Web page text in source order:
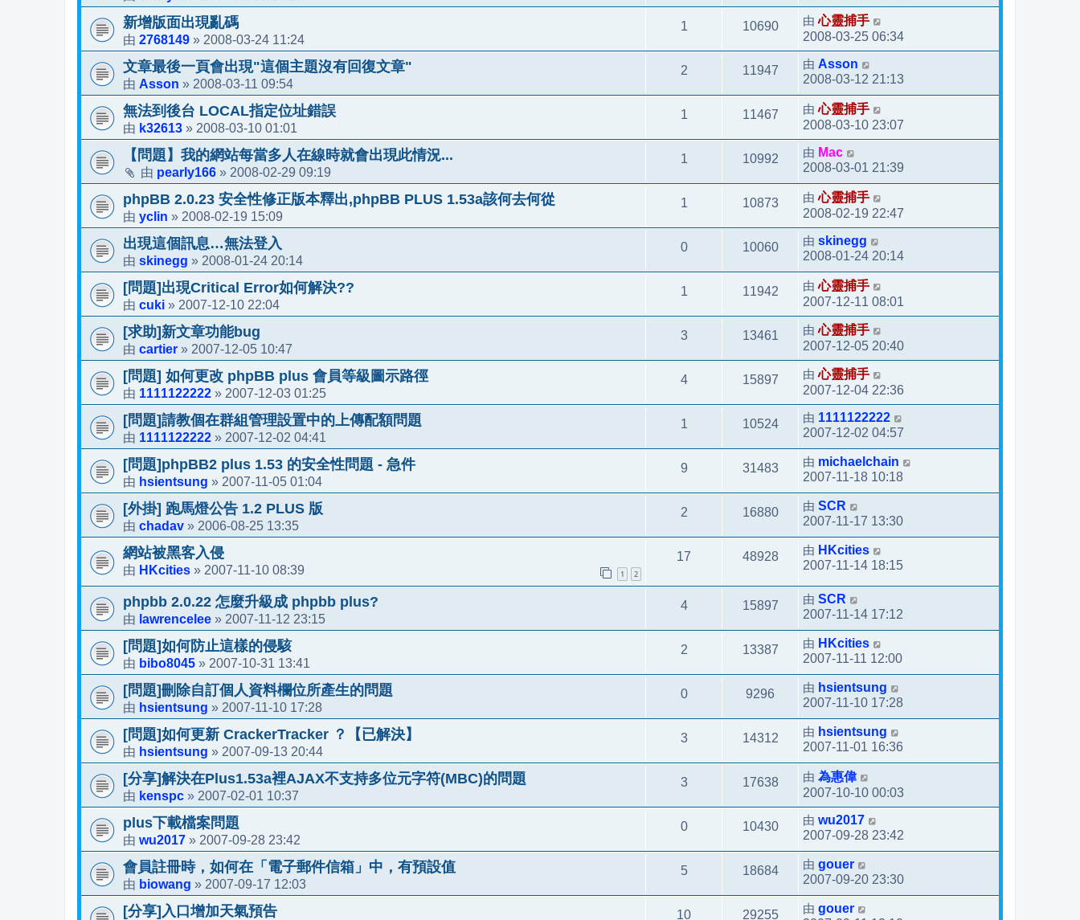
新增版面出現亂碼
由 2768149 » 2008-03-24 11:24
1 10690 由心靈捕手
2008-03-25 06:34
文章最後一頁會出現"這個主題沒有回復文章"
由 Asson » 2008-03-11 09:54
2 11947 由 Asson
2008-03-12 21:13
無法到後台 LOCAL指定位址錯誤
由 k32613 » 2008-03-10 01:01
1 11467 由心靈捕手
2008-03-10 23:07
【問題】我的網站每當多人在線時就會出現此情況...
由 pearly166 » 2008-02-29 09:19
1 10992 由 Mac
2008-03-01 21:39
phpBB 2.0.23 安全性修正版本釋出,phpBB PLUS 1.53a該何去何從
由 yclin » 2008-02-19 15:09
1 10873 由心靈捕手
2008-02-19 22:47
出現這個訊息…無法登入
由 skinegg » 2008-01-24 20:14
0 10060 由 skinegg
2008-01-24 20:14
[問題]出現Critical Error如何解決??
由 cuki » 2007-12-10 22:04
1 11942 由心靈捕手
2007-12-11 08:01
[求助]新文章功能bug
由 cartier » 2007-12-05 10:47
3 13461 由心靈捕手
2007-12-05 20:40
[問題] 如何更改 phpBB plus 會員等級圖示路徑
由 1111122222 » 2007-12-03 01:25
4 15897 由心靈捕手
2007-12-04 22:36
[問題]請教個在群組管理設置中的上傳配額問題
由 1111122222 » 2007-12-02 04:41
1 10524 由 1111122222
2007-12-02 04:57
[問題]phpBB2 plus 1.53 的安全性問題 - 急件
由 hsientsung » 2007-11-05 01:04
9 31483 由 michaelchain
2007-11-18 10:18
[外掛] 跑馬燈公告 1.2 PLUS 版
由 chadav » 2006-08-25 13:35
2 16880 由 SCR
2007-11-17 13:30
網站被黑客入侵
由 HKcities » 2007-11-10 08:39 1 2
17 48928 由 HKcities
2007-11-14 18:15
phpbb 2.0.22 怎麼升級成 phpbb plus?
由 lawrencelee » 2007-11-12 23:15
4 15897 由 SCR
2007-11-14 17:12
[問題]如何防止這樣的侵駭
由 bibo8045 » 2007-10-31 13:41
2 13387 由 HKcities
2007-11-11 12:00
[問題]刪除自訂個人資料欄位所產生的問題
由 hsientsung » 2007-11-10 17:28
0 9296 由 hsientsung
2007-11-10 17:28
[問題]如何更新 CrackerTracker ？【已解決】
由 hsientsung » 2007-09-13 20:44
3 14312 由 hsientsung
2007-11-01 16:36
[分享]解決在Plus1.53a裡AJAX不支持多位元字符(MBC)的問題
由 kenspc » 2007-02-01 10:37
3 17638 由 為惠偉
2007-10-10 00:03
plus下載檔案問題
由 wu2017 » 2007-09-28 23:42
0 10430 由 wu2017
2007-09-28 23:42
會員註冊時，如何在「電子郵件信箱」中，有預設值
由 biowang » 2007-09-17 12:03
5 18684 由 gouer
2007-09-20 23:30
[分享]入口增加天氣預告 10 29255 由 gouer